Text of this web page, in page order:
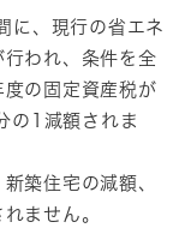
、現行の省エネ
われ、条件を全
の固定資産税が
の1減額されま
築住宅の減額、
ません。